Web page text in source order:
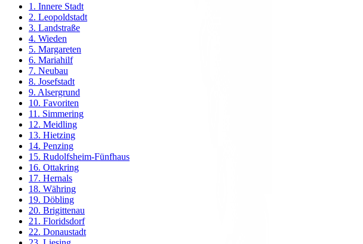
1. Innere Stadt
2. Leopoldstadt
3. Landstraße
4. Wieden
5. Margareten
6. Mariahilf
7. Neubau
8. Josefstadt
9. Alsergrund
10. Favoriten
11. Simmering
12. Meidling
13. Hietzing
14. Penzing
15. Rudolfsheim-Fünfhaus
16. Ottakring
17. Hernals
18. Währing
19. Döbling
20. Brigittenau
21. Floridsdorf
22. Donaustadt